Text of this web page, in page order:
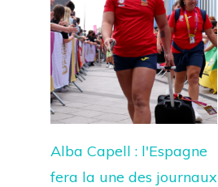
Alba Capell : l'Espagne
fera la une des journaux